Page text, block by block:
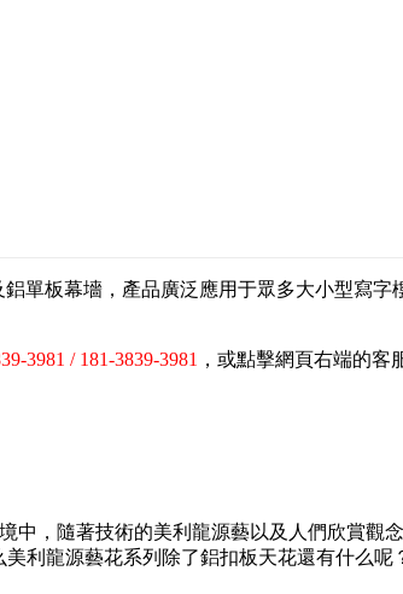
單板幕墻，產品廣泛應用于眾多大小型寫字
3981 / 181-3839-3981 ，或點擊網頁右端的客
，隨著技術的美利龍源藝以及人們欣賞觀
利龍源藝花系列除了鋁扣板天花還有什么呢